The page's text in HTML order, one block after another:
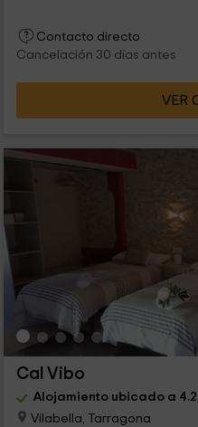
Contacto directo
Cancelación 30 días antes
VER
Cal Vibo
Alojamiento ubicado a
Vilabella, Tarragona